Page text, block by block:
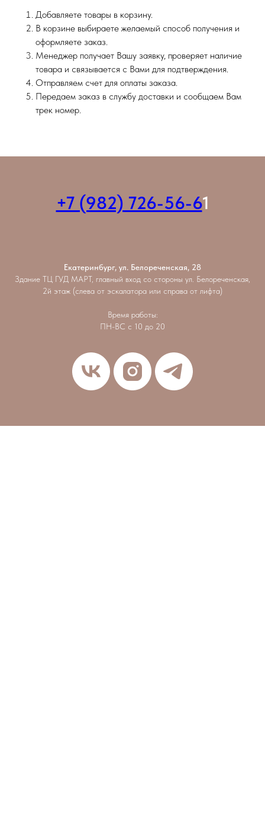
Добавляете товары в корзину.
В корзине выбираете желаемый способ получения и
оформляете заказ.
Менеджер получает Вашу заявку, проверяет наличие
товара и связывается с Вами для подтверждения.
Отправляем счет для оплаты заказа.
Передаем заказ в службу доставки и сообщаем Вам
трек номер.
+7 (982) 726-56-61
Екатеринбург, ул. Белореченская, 28
Здание ТЦ ГУД МАРТ, главный вход со стороны ул. Белореченская,
2й этаж (слева от эскалатора или справа от лифта)
Время работы:
ПН-ВС с 10 до 20